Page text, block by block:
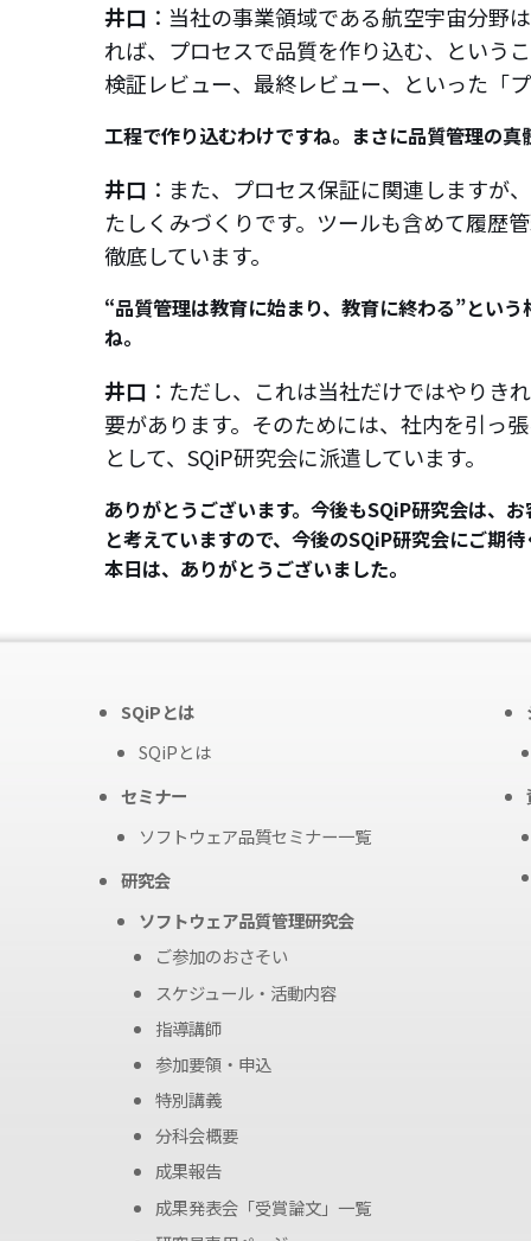
井口 ：当社の事業領域である航空宇宙分野
れば、プロセスで品質を作り込む、という
検証レビュー、最終レビュー、といった「
工程で作り込むわけですね。まさに品質管理の真
井口 ：また、プロセス保証に関連しますが
たしくみづくりです。ツールも含めて履歴
徹底しています。
“品質管理は教育に始まり、教育に終わる”とい
ね。
井口 ：ただし、これは当社だけではやりき
要があります。そのためには、社内を引っ
として、SQiP研究会に派遣しています。
ありがとうございます。今後もSQiP研究会は、
と考えていますので、今後のSQiP研究会にご期
本日は、ありがとうございました。
SQiPとは
SQiPとは
セミナー
ソフトウェア品質セミナー一覧
研究会
ソフトウェア品質管理研究会
ご参加のおさそい
スケジュール・活動内容
指導講師
参加要領・申込
特別講義
分科会概要
成果報告
成果発表会「受賞論文」一覧